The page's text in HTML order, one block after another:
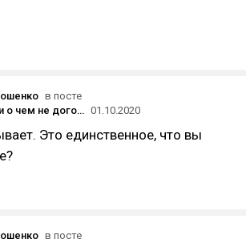
в посте
Вы просто ни о чем не договорились: как на ранней стадии понять, что планы не сбудутся 01.10.2020
Это единственное, что вы
в посте